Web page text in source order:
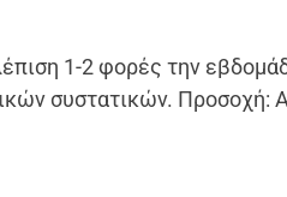
1-2 φορές την
συστατικών. Προσοχή: